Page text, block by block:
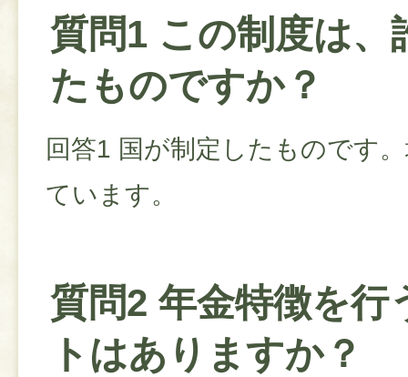
質問1 この制度は、
たものですか？
回答1 国が制定したものです
ています。
質問2 年金特徴を行
トはありますか？